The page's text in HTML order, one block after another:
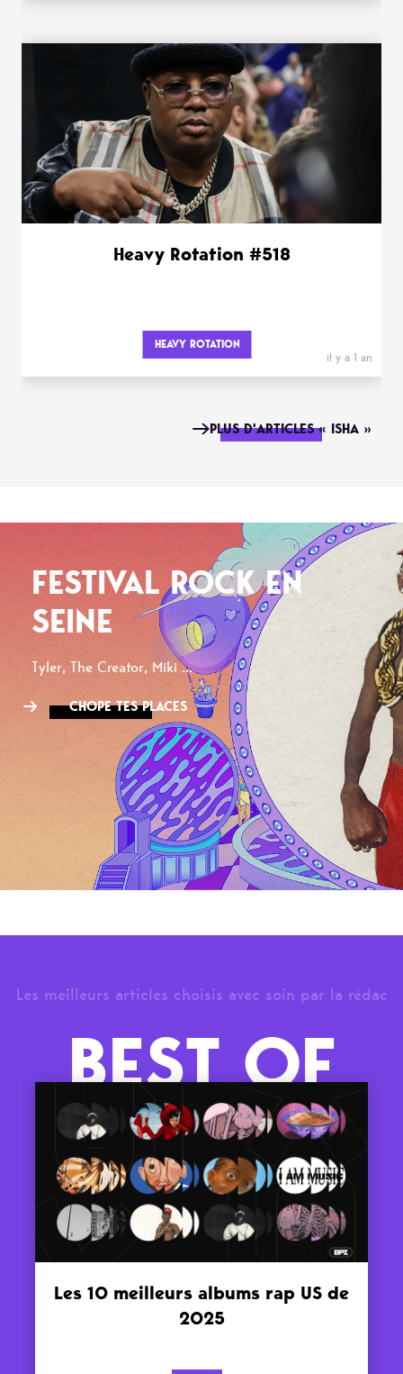
Heavy Rotation #518
HEAVY ROTATION
il y a 1 an
PLUS D'ARTICLES « ISHA »
FESTIVAL ROCK EN
SEINE
Tyler, The Creator, Miki ...
CHOPE TES PLACES
Les meilleurs articles choisis avec soin par la rédac
BEST OF
Les 10 meilleurs albums rap US de
2025